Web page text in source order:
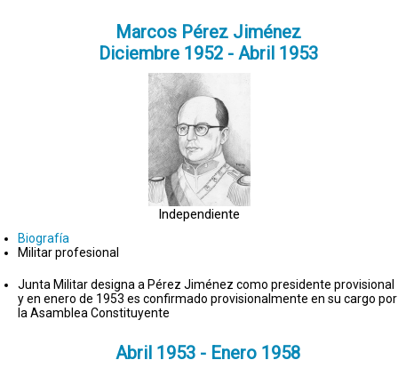
Marcos Pérez Jiménez
Diciembre 1952 - Abril 1953
Independiente
Biografía
Militar profesional
Junta Militar designa a Pérez Jiménez como presidente provisional
y en enero de 1953 es confirmado provisionalmente en su cargo por
la Asamblea Constituyente
Abril 1953 - Enero 1958